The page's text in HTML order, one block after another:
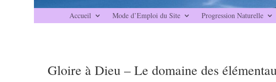
Accueil Mode d’Emploi du Site Progression Naturelle
Gloire à Dieu – Le domaine des